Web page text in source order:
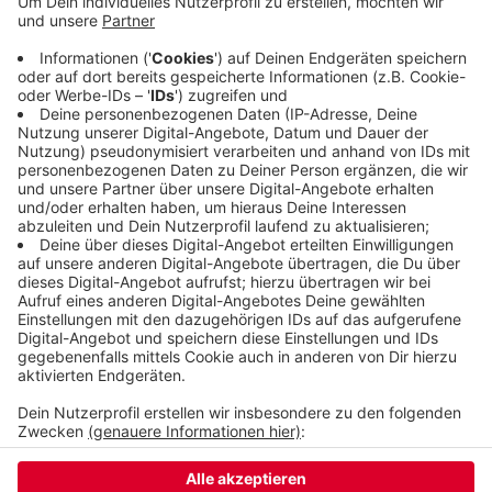
beiden Gruppen Handgreiflichkeiten gegeben und
es wurden Flaschen geworfen. Das alles passierte
gegen 22 Uhr. Die Polizei sucht nach Zeugen. Wer
etwas gesehen hat, soll die Polizei unter der
Nummer 284-0 anrufen.
Veröffentlicht:Montag, 14.10.2019 11:19
Anzeige
Anzeige